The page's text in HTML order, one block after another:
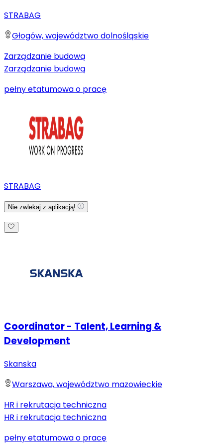
STRABAG
Głogów, województwo dolnośląskie
Zarządzanie budową
Zarządzanie budową
pełny etatumowa o pracę
STRABAG
Nie zwlekaj z aplikacją!
Coordinator - Talent, Learning &
Development
Skanska
Warszawa, województwo mazowieckie
HR i rekrutacja techniczna
HR i rekrutacja techniczna
pełny etatumowa o pracę